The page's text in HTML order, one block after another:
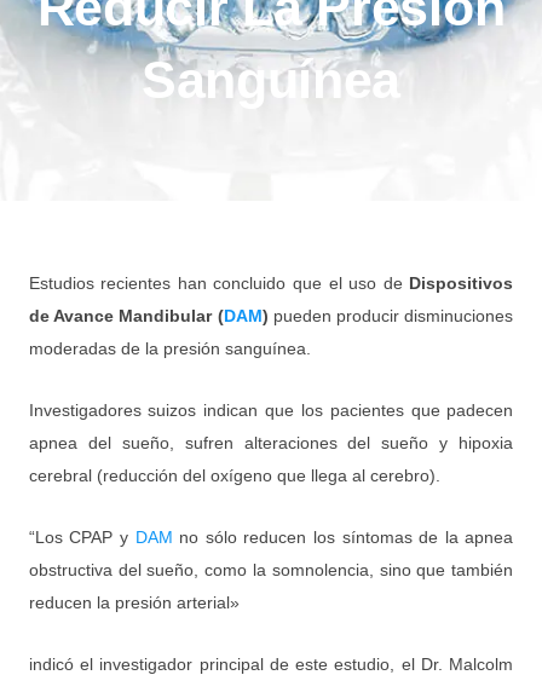
Sanguínea
Estudios recientes han concluido que el uso de Dispositivos
de Avance Mandibular (DAM ) pueden producir disminuciones
moderadas de la presión sanguínea.
Investigadores suizos indican que los pacientes que padecen
apnea del sueño, sufren alteraciones del sueño y hipoxia
cerebral (reducción del oxígeno que llega al cerebro).
“Los CPAP y DAM no sólo reducen los síntomas de la apnea
obstructiva del sueño, como la somnolencia, sino que también
reducen la presión arterial»
indicó el investigador principal de este estudio, el Dr. Malcolm